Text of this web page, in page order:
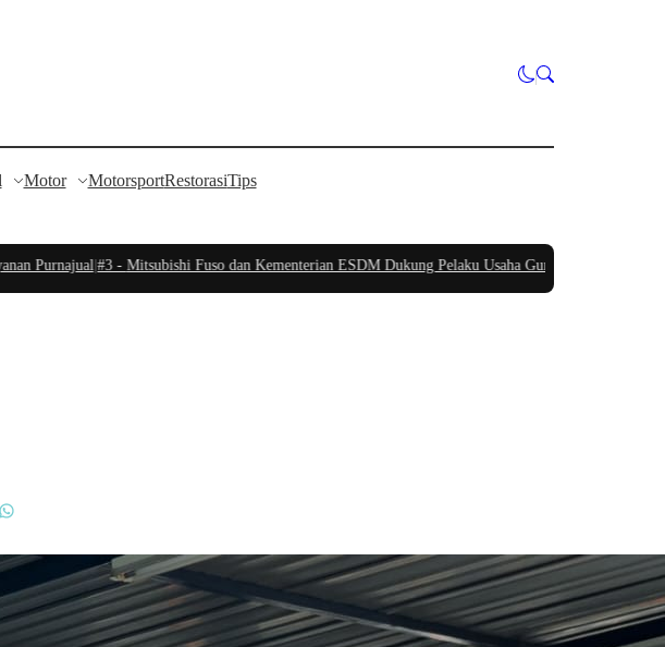
Motor MotorsportRestorasiTips
|#3 -Mitsubishi Fuso dan Kementerian ESDM Dukung Pelaku Usaha Gunakan Biodiesel B50